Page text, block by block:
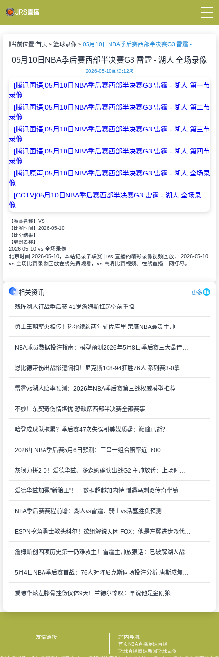
播
播
当前位置:首页 篮球录像 05月10日NBA季后赛西部半决赛G3 雷霆 - 湖人 全场录像
05月10日NBA季后赛西部半决赛G3 雷霆 - 湖人 全场录像
2026-05-10阅读:12次
[腾讯国语]05月10日NBA季后赛西部半决赛G3 雷霆 - 湖人 第一节
录像
[腾讯国语]05月10日NBA季后赛西部半决赛G3 雷霆 - 湖人 第二节
录像
[腾讯国语]05月10日NBA季后赛西部半决赛G3 雷霆 - 湖人 第三节
录像
[腾讯国语]05月10日NBA季后赛西部半决赛G3 雷霆 - 湖人 第四节
录像
[腾讯原声]05月10日NBA季后赛西部半决赛G3 雷霆 - 湖人 全场录
像
[CCTV]05月10日NBA季后赛西部半决赛G3 雷霆 - 湖人 全场录
像
【赛事名称】 VS
【比赛时间】 2026-05-10
【比分结果】
【联赛名称】
2026-05-10 vs 全场录像
北京时间 2026-05-10，本站记录了联赛中vs 直播的精彩录像视频回放， 2026-05-10
vs 全场比赛录像回放在线免费观看，vs 高清比赛视频、在线直播一网打尽。
相关资讯 更多
残阵湖人征战季后赛 41岁詹姆斯扛起空前重担
勇士王朝薪火相传！科尔续约两年辅佐库里 荣膺NBA最贵主帅
NBA球员数据投注指南：模型预测2026年5月8日季后赛三大最佳投注选择
恩比德带伤出战惨遭隔扣！尼克斯108-94狂胜76人 系列赛3-0拿到赛点
雷霆vs湖人赔率预测：2026年NBA季后赛第三战权威模型推荐
不妙！东契奇伤情堪忧 恐缺席西部半决赛全部赛事
哈登成球队拖累？季后赛47次失误引美媒质疑：巅峰已逝？
2026年NBA季后赛5月6日预测：三串一组合赔率近+600
灰狼力拼2-0！爱德华兹、多森姆确认出战G2 主帅放话：上场时间会增加
爱德华兹加冕"新狼王"！一数据超越加内特 惜遇马刺双传奇坐镇
NBA季后赛赛程前瞻：湖人vs雷霆、骑士vs活塞胜负预测
ESPN挖角勇士教头科尔！欲组解说天团 FOX：他是左翼进步派代言人
詹姆斯创四项历史第一仍难救主！雷霆主帅放狠话：已破解湖人战术密码
5月4日NBA季后赛首战：76人对阵尼克斯同场投注分析 唐斯成焦点人物
爱德华兹左膝骨挫伤仅休9天！兰德尔惊叹：早说他是金刚狼
友情链接 站内导航
首页 NBA直播足球直播
篮球直播篮球新闻篮球录像